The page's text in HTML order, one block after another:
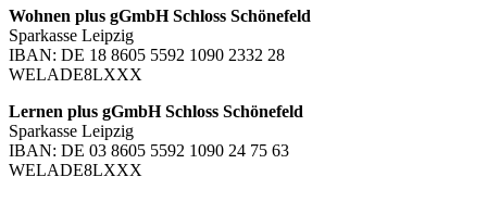
Wohnen plus gGmbH Schloss Schönefeld
Sparkasse Leipzig
IBAN: DE 18 8605 5592 1090 2332 28
WELADE8LXXX
Lernen plus gGmbH Schloss Schönefeld
Sparkasse Leipzig
IBAN: DE 03 8605 5592 1090 24 75 63
WELADE8LXXX